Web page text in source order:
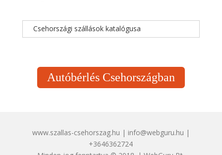
Csehországi szállások katalógusa
Autóbérlés Csehországban
www.szallas-csehorszag.hu | info@webguru.hu |
+3646362724